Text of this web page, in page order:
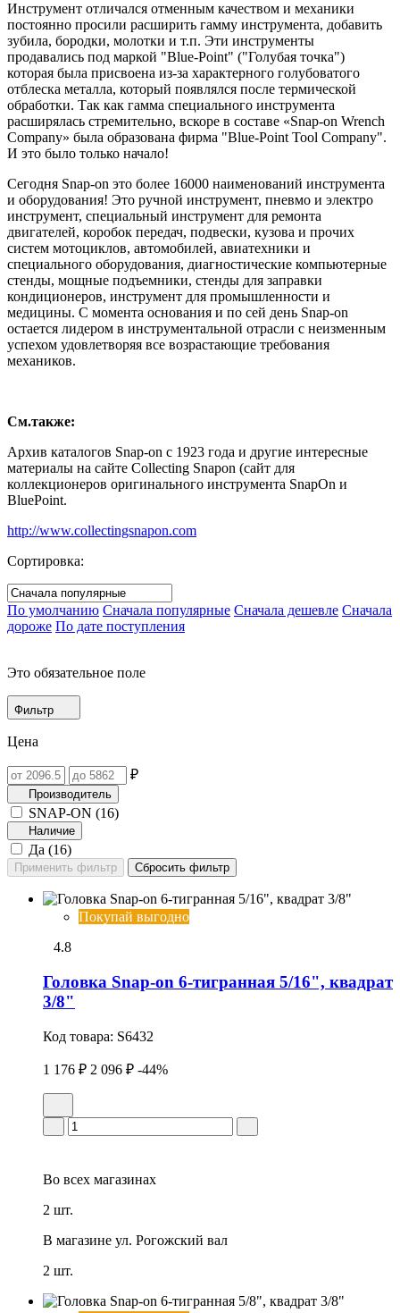
Инструмент отличался отменным качеством и механики
постоянно просили расширить гамму инструмента, добавить
зубила, бородки, молотки и т.п. Эти инструменты
продавались под маркой "Blue-Point" ("Голубая точка")
которая была присвоена из-за характерного голубоватого
отблеска металла, который появлялся после термической
обработки. Так как гамма специального инструмента
расширялась стремительно, вскоре в составе «Snap-on Wrench
Company» была образована фирма "Blue-Point Tool Company".
И это было только начало!
Сегодня Snap-on это более 16000 наименований инструмента
и оборудования! Это ручной инструмент, пневмо и электро
инструмент, специальный инструмент для ремонта
двигателей, коробок передач, подвески, кузова и прочих
систем мотоциклов, автомобилей, авиатехники и
специального оборудования, диагностические компьютерные
стенды, мощные подъемники, стенды для заправки
кондиционеров, инструмент для промышленности и
медицины. С момента основания и по сей день Snap-on
остается лидером в инструментальной отрасли с неизменным
успехом удовлетворяя все возрастающие требования
механиков.
См.также:
Архив каталогов Snap-on с 1923 года и другие интересные
материалы на сайте Collecting Snapon (сайт для
коллекционеров оригинального инструмента SnapOn и
BluePoint.
http://www.collectingsnapon.com
Сортировка:
По умолчанию Сначала популярные Сначала дешевле Сначала
дороже По дате поступления
Это обязательное поле
Фильтр
Цена
₽
Производитель
SNAP-ON (16)
Наличие
Да (16)
Покупай выгодно
4.8
Головка Snap-on 6-тигранная 5/16", квадрат
3/8"
Код товара: S6432
1 176 ₽ 2 096 ₽ -44%
Во всех магазинах
2 шт.
В магазине ул. Рогожский вал
2 шт.